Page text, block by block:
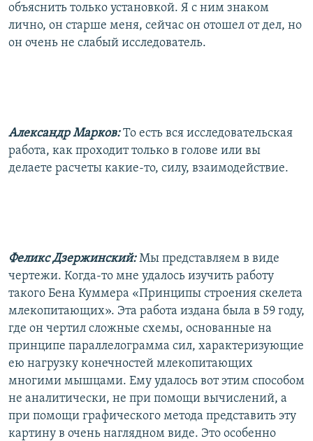
объяснить только установкой. Я с ним знаком
лично, он старше меня, сейчас он отошел от дел, но
он очень не слабый исследователь.
Александр Марков:То есть вся исследовательская
работа, как проходит только в голове или вы
делаете расчеты какие-то, силу, взаимодействие.
Феликс Дзержинский:Мы представляем в виде
чертежи. Когда-то мне удалось изучить работу
такого Бена Куммера «Принципы строения скелета
млекопитающих». Эта работа издана была в 59 году,
где он чертил сложные схемы, основанные на
принципе параллелограмма сил, характеризующие
ею нагрузку конечностей млекопитающих
многими мышцами. Ему удалось вот этим способом
не аналитически, не при помощи вычислений, а
при помощи графического метода представить эту
картину в очень наглядном виде. Это особенно